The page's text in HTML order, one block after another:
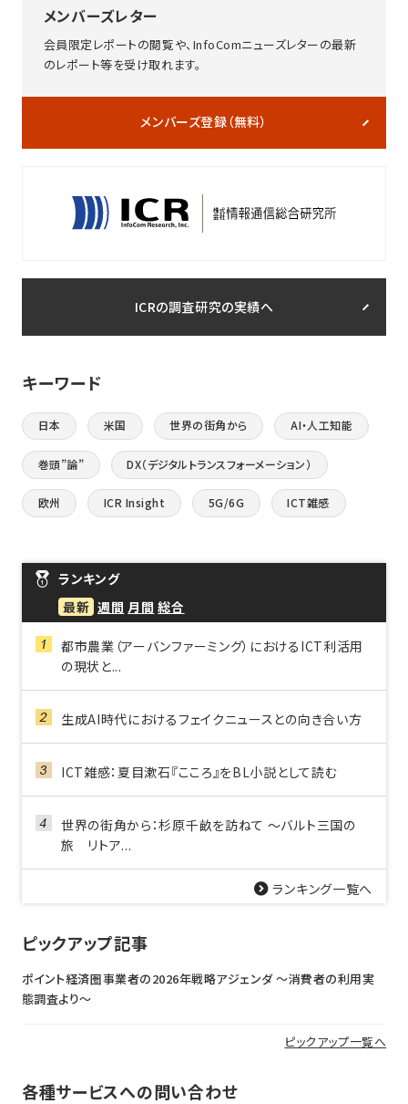
メンバーズレター
会員限定レポートの閲覧や、InfoComニューズレターの最新
のレポート等を受け取れます。
メンバーズ登録（無料）
ICRの調査研究の実績へ
キーワード
日本 米国 世界の街角から AI・人工知能
巻頭”論” DX（デジタルトランスフォーメーション）
欧州 ICR Insight 5G/6G ICT雑感
ランキング
最新 週間 月間 総合
都市農業（アーバンファーミング）におけるICT利活用
の現状と...
生成AI時代におけるフェイクニュースとの向き合い方
ICT雑感：夏目漱石『こころ』をBL小説として読む
世界の街角から：杉原千畝を訪ねて ～バルト三国の
旅 リトア...
ランキング一覧へ
ピックアップ記事
ポイント経済圏事業者の2026年戦略アジェンダ 〜消費者の利用実
態調査より〜
ピックアップ一覧へ
各種サービスへの問い合わせ